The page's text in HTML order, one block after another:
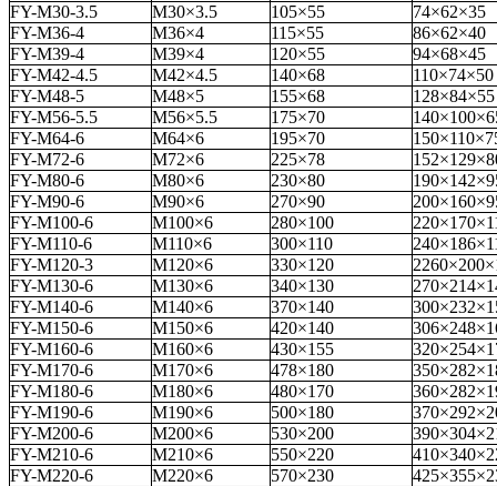
FY-M30-3.5
M30×3.5 105×55
74×62×35
FY-M36-4
M36×4 115×55
86×62×40
FY-M39-4
M39×4 120×55
94×68×45
FY-M42-4.5
M42×4.5 140×68
110×74×50
FY-M48-5
M48×5 155×68
128×84×55
FY-M56-5.5
M56×5.5 175×70
FY-M64-6
M64×6 195×70
FY-M72-6
M72×6 225×78
FY-M80-6
M80×6 230×80
FY-M90-6
M90×6 270×90
FY-M100-6
M100×6 280×100
FY-M110-6
M110×6 300×110
FY-M120-3
M120×6 330×120
FY-M130-6
M130×6 340×130
FY-M140-6
M140×6 370×140
FY-M150-6
M150×6 420×140
FY-M160-6
M160×6 430×155
FY-M170-6
M170×6 478×180
FY-M180-6
M180×6 480×170
FY-M190-6
M190×6 500×180
FY-M200-6
M200×6 530×200
FY-M210-6
M210×6 550×220
FY-M220-6
M220×6 570×230